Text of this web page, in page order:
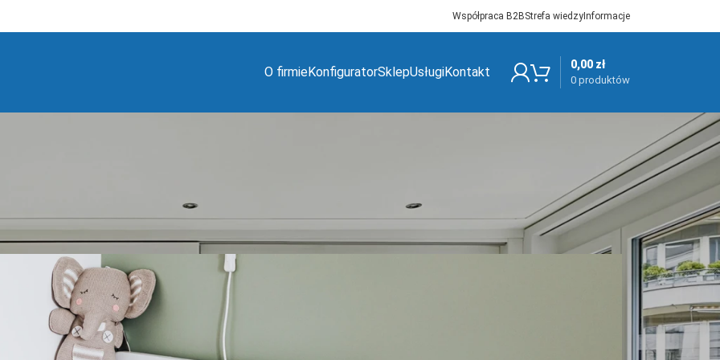
Współpraca B2BStrefa wiedzy Informacje
O firmieKonfiguratorSklepUsługiKontakt
0 produktów
0,00 zł
– praktyczne wskazówki
byMaciej JajkiewiczOn 12 grudnia 2023